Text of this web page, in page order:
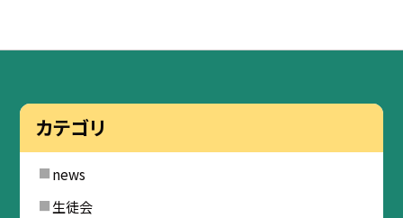
カテゴリ
news
生徒会